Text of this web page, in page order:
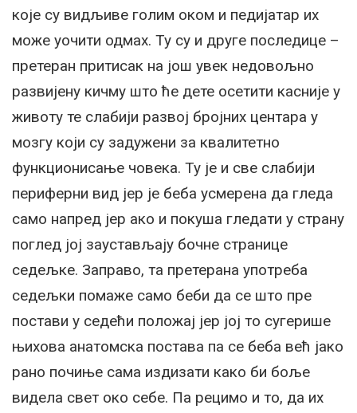
које су видљиве голим оком и педијатар их
може уочити одмах. Ту су и друге последице –
претеран притисак на још увек недовољно
развијену кичму што ће дете осетити касније у
животу те слабији развој бројних центара у
мозгу који су задужени за квалитетно
функционисање човека. Ту је и све слабији
периферни вид јер је беба усмерена да гледа
само напред јер ако и покуша гледати у страну
поглед јој заустављају бочне странице
седељке. Заправо, та претерана употреба
седељки помаже само беби да се што пре
постави у седећи положај јер јој то сугерише
њихова анатомска постава па се беба већ јако
рано почиње сама издизати како би боље
видела свет око себе. Па рецимо и то, да их